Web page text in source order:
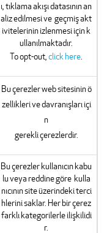
ı, tıklama akışı datasının an
aliz edilmesi ve geçmiş akt
ivitelerinin izlenmesi için k
ullanılmaktadır.
To opt-out,click here.
Bu çerezler web sitesinin ö
zellikleri ve davranışları içi
n
gerekli çerezlerdir.
Bu çerezler kullanıcın kabu
lu veya reddine göre kulla
nıcının site üzerindeki terci
hlerini saklar. Her bir çerez
farklı kategorilerle ilişkilidi
r.